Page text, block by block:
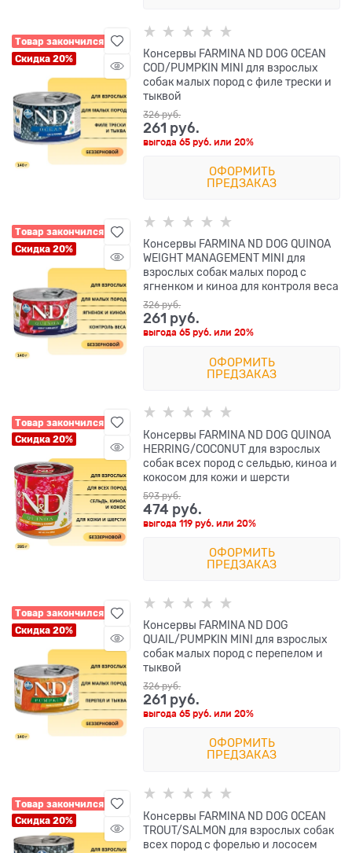
Товар закончился
Скидка 20%
Консервы FARMINA ND DOG OCEAN
COD/PUMPKIN MINI для взрослых
собак малых пород с филе трески и
тыквой
326 руб.
261 руб.
выгода65 руб. или20%
ОФОРМИТЬ
ПРЕДЗАКАЗ
Товар закончился
Скидка 20%
Консервы FARMINA ND DOG QUINOA
WEIGHT MANAGEMENT MINI для
взрослых собак малых пород с
ягненком и киноа для контроля веса
326 руб.
261 руб.
выгода65 руб. или20%
ОФОРМИТЬ
ПРЕДЗАКАЗ
Товар закончился
Скидка 20%
Консервы FARMINA ND DOG QUINOA
HERRING/COCONUT для взрослых
собак всех пород с сельдью, киноа и
кокосом для кожи и шерсти
593 руб.
474 руб.
выгода119 руб. или20%
ОФОРМИТЬ
ПРЕДЗАКАЗ
Товар закончился
Скидка 20%
Консервы FARMINA ND DOG
QUAIL/PUMPKIN MINI для взрослых
собак малых пород с перепелом и
тыквой
326 руб.
261 руб.
выгода65 руб. или20%
ОФОРМИТЬ
ПРЕДЗАКАЗ
Товар закончился
Скидка 20%
Консервы FARMINA ND DOG OCEAN
TROUT/SALMON для взрослых собак
всех пород с форелью и лососем